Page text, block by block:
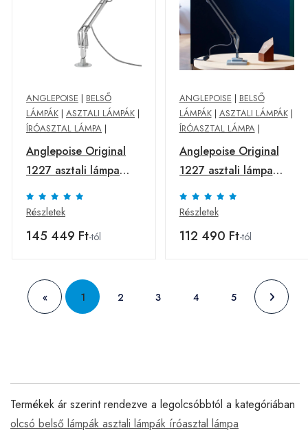
ANGLEPOISE | BELSŐ
LÁMPÁK | ASZTALI LÁMPÁK |
ÍRÓASZTAL LÁMPA |
Anglepoise Original
1227 asztali lámpa
króm fényes
Részletek
145 449 Ft-tól
ANGLEPOISE | BELSŐ
LÁMPÁK| ASZTALI LÁMPÁK|
ÍRÓASZTAL LÁMPA|
Anglepoise Original
1227 asztali lámpa
szürke
Részletek
112 490 Ft-tól
« 1 2 3 4 5
Termékek ár szerint rendezve a legolcsóbbtól a kategóriában
olcsó belső lámpák asztali lámpák íróasztal lámpa